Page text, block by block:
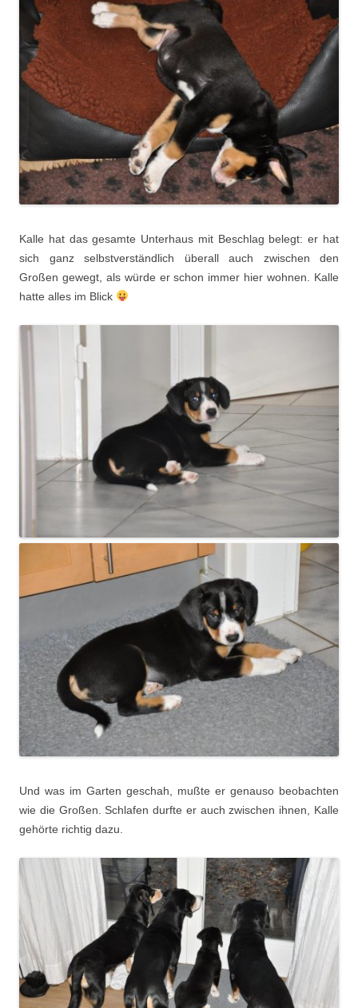
Kalle hat das gesamte Unterhaus mit Beschlag belegt: er hat
sich ganz selbstverständlich überall auch zwischen den
Großen gewegt, als würde er schon immer hier wohnen. Kalle
hatte alles im Blick
Und was im Garten geschah, mußte er genauso beobachten
wie die Großen. Schlafen durfte er auch zwischen ihnen, Kalle
gehörte richtig dazu.